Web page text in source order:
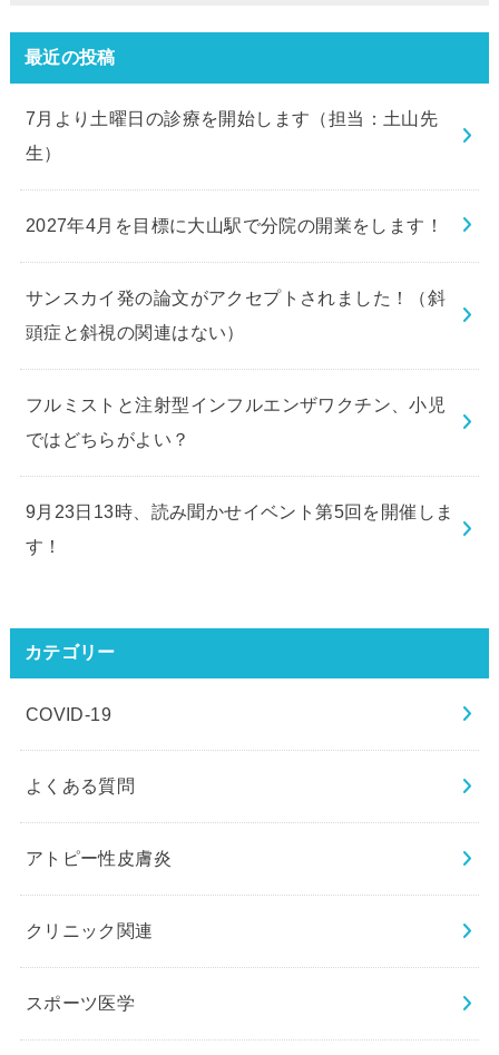
最近の投稿
7月より土曜日の診療を開始します（担当：土山先
生）
2027年4月を目標に大山駅で分院の開業をします！
サンスカイ発の論文がアクセプトされました！（斜
頭症と斜視の関連はない）
フルミストと注射型インフルエンザワクチン、小児
ではどちらがよい？
9月23日13時、読み聞かせイベント第5回を開催しま
す！
カテゴリー
COVID-19
よくある質問
アトピー性皮膚炎
クリニック関連
スポーツ医学